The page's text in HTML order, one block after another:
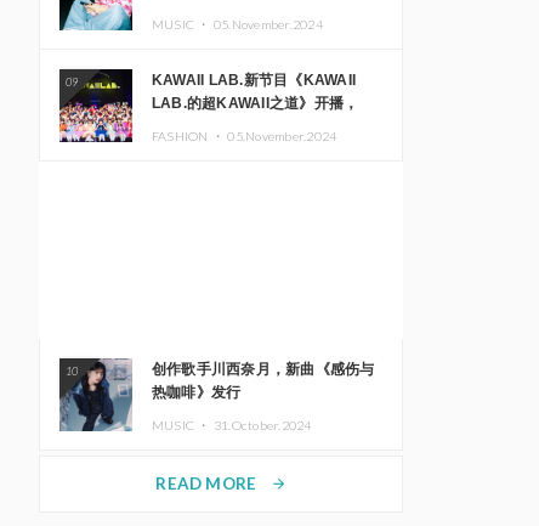
MUSIC ・ 05.November.2024
09
KAWAII LAB.新节目《KAWAII
LAB.的超KAWAII之道》开播，
FASHION ・05.November.2024
10
创作歌手川西奈月，新曲《感伤与
热咖啡》发行
MUSIC ・ 31.October.2024
READ MORE arrow_forward